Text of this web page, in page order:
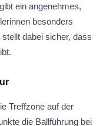
ein angenehmes,
besonders
dabei sicher, dass
Treffzone auf der
die Ballführung bei